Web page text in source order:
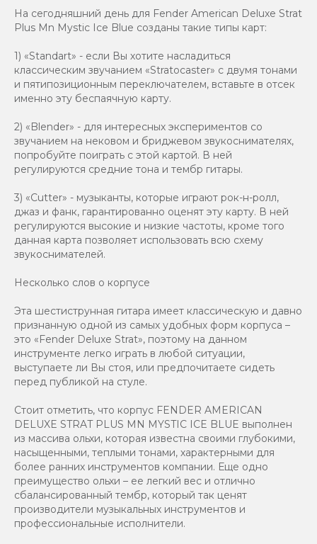
На сегодняшний день для Fender American Deluxe Strat
Plus Mn Mystic Ice Blue созданы такие типы карт:
1) «Standart» - если Вы хотите насладиться
классическим звучанием «Stratocaster» с двумя тонами
и пятипозиционным переключателем, вставьте в отсек
именно эту беспаячную карту.
2) «Blender» - для интересных экспериментов со
звучанием на нековом и бриджевом звукоснимателях,
попробуйте поиграть с этой картой. В ней
регулируются средние тона и тембр гитары.
3) «Cutter» - музыканты, которые играют рок-н-ролл,
джаз и фанк, гарантированно оценят эту карту. В ней
регулируются высокие и низкие частоты, кроме того
данная карта позволяет использовать всю схему
звукоснимателей.
Несколько слов о корпусе
Эта шестиструнная гитара имеет классическую и давно
признанную одной из самых удобных форм корпуса –
это «Fender Deluxe Strat», поэтому на данном
инструменте легко играть в любой ситуации,
выступаете ли Вы стоя, или предпочитаете сидеть
перед публикой на стуле.
Стоит отметить, что корпус FENDER AMERICAN
DELUXE STRAT PLUS MN MYSTIC ICE BLUE выполнен
из массива ольхи, которая известна своими глубокими,
насыщенными, теплыми тонами, характерными для
более ранних инструментов компании. Еще одно
преимущество ольхи – ее легкий вес и отлично
сбалансированный тембр, который так ценят
производители музыкальных инструментов и
профессиональные исполнители.